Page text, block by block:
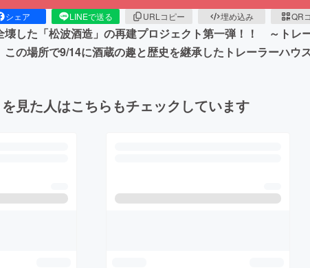
シェア LINEで送る URLコピー 埋め込み QR
壊した「松波酒造」の再建プロジェクト第一弾！！ ～ト
の場所で9/14に酒蔵の趣と歴史を継承したトレーラーハウ
見た人はこちらもチェックしています